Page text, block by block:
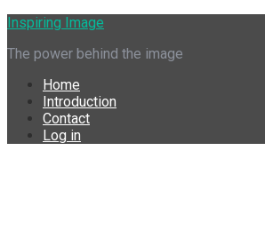
Skip
content
Inspiring Image
The power behind the image
Home
Introduction
Contact
Log in